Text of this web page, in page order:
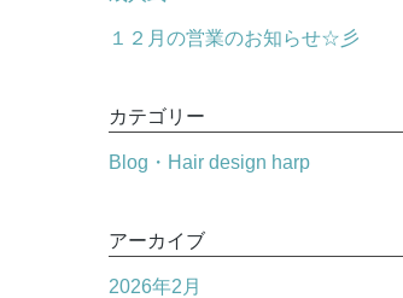
１２月の営業のお知らせ☆彡
カテゴリー
Blog・Hair design harp
アーカイブ
2026年2月